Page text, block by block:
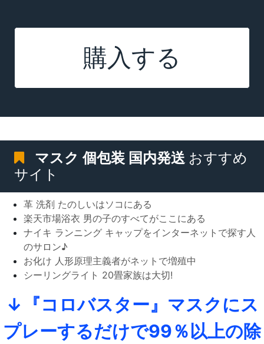
購入する
マスク 個包装 国内発送おすすめ
サイト
革 洗剤 たのしいはソコにある
楽天市場浴衣 男の子のすべてがここにある
ナイキ ランニング キャップをインターネットで探す人
のサロン♪
お化け 人形原理主義者がネットで増殖中
シーリングライト 20畳家族は大切!
↓『コロバスター』マスクにス
プレーするだけで99％以上の除